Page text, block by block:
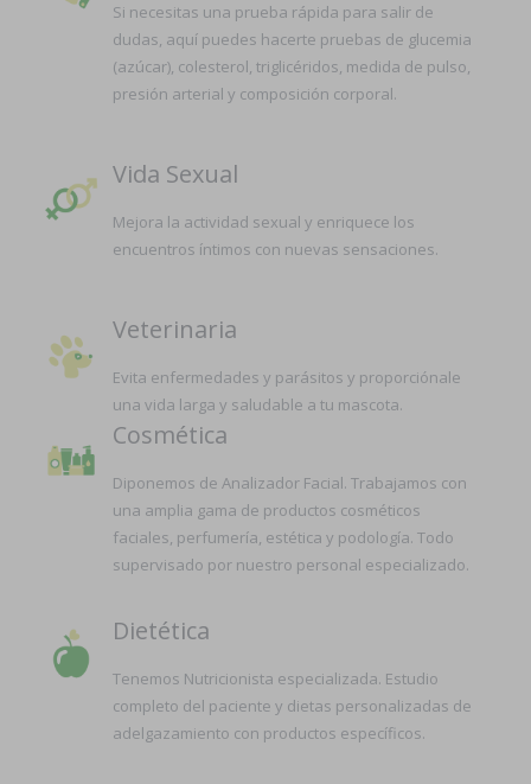
Si necesitas una prueba rápida para salir de
dudas, aquí puedes hacerte pruebas de glucemia
(azúcar), colesterol, triglicéridos, medida de pulso,
presión arterial y composición corporal.
Vida Sexual
Mejora la actividad sexual y enriquece los
encuentros íntimos con nuevas sensaciones.
Veterinaria
Evita enfermedades y parásitos y proporciónale
una vida larga y saludable a tu mascota.
Cosmética
Diponemos de Analizador Facial. Trabajamos con
una amplia gama de productos cosméticos
faciales, perfumería, estética y podología. Todo
supervisado por nuestro personal especializado.
Dietética
Tenemos Nutricionista especializada. Estudio
completo del paciente y dietas personalizadas de
adelgazamiento con productos específicos.